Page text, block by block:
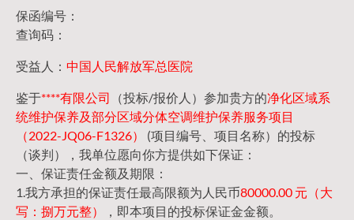
保函编号：
查询码：
受益人： 中国人民解放军总医院
鉴于****有限公司 （投标/报价人）参加贵方的净化区域系
统维护保养及部分区域分体空调维护保养服务项目
（2022-JQ06-F1326）
(项目编号、项目名称）的投标
（谈判），我单位愿向你方提供如下保证：
一、保证责任金额及期限：
1.我方承担的保证责任最高限额为人民币80000.00 元（大
写：捌万元整）
，即本项目的投标保证金金额。